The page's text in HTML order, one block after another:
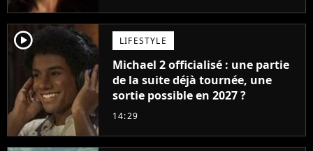
player2 LIFESTYLE
Michael 2 officialisé : une partie
de la suite déjà tournée, une
sortie possible en 2027 ?
14:29